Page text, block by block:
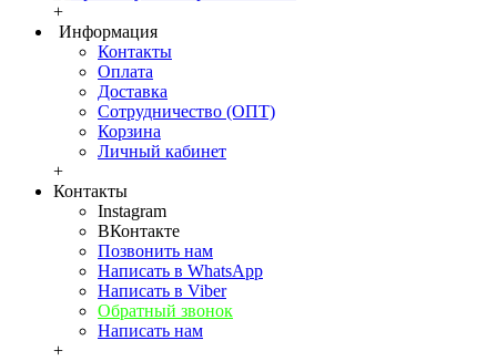
+
Информация
Контакты
Оплата
Доставка
Сотрудничество (ОПТ)
Корзина
Личный кабинет
+
Контакты
Instagram
ВКонтакте
Позвонить нам
Написать в WhatsApp
Написать в Viber
Обратный звонок
Написать нам
+